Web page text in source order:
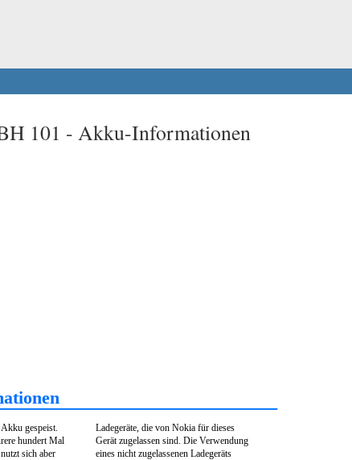
101 - Akku-Informationen
gespeist.
hundert Mal
sich aber
Ladegeräte, die von Nokia für dieses
Gerät zugelassen sind. Die Verwendung
eines nicht zugelassenen Ladegeräts